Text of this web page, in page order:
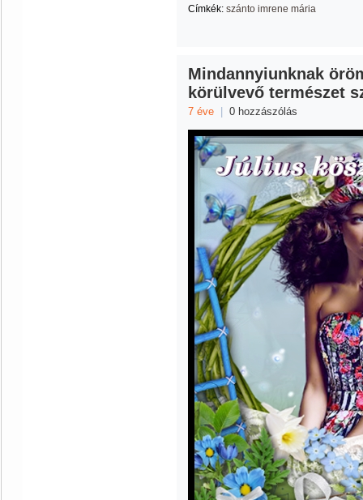
Címkék: szánto imrene mária
Mindannyiunknak
körülvevő természet
7 éve 0 hozzászólás